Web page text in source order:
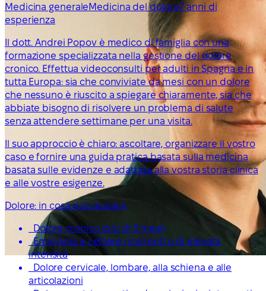
Medicina generaleMedicina del dolore7 anni di
esperienza
Il dott. Andrei Popov è medico di famiglia con una
formazione specializzata nella gestione del dolore
cronico. Effettua videoconsulti per adulti in Spagna e in
tutta Europa: sia che conviviate da mesi con un dolore
che nessuno è riuscito a spiegare chiaramente, sia che
abbiate bisogno di risolvere un problema di salute
senza attendere settimane per una visita.
Il suo approccio è chiaro: ascoltare, organizzare il vostro
caso e fornire una guida pratica basata sulla medicina
basata sulle evidenze e adattata alla vostra storia clinica
e alle vostre esigenze.
Dolore: in cosa può aiutarvi
Dolore cronico (più di 3 mesi)
Emicrania e cefalee ricorrenti o di elevata
intensità
Dolore cervicale, lombare, alla schiena e alle
articolazioni